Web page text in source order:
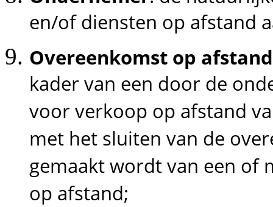
en/of diensten op afstand
Overeenkomst op afstand
kader van een door de
voor verkoop op afstand
met het sluiten van de
gemaakt wordt van een of
op afstand;